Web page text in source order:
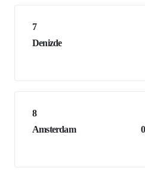
7
Denizde
8
Amsterdam